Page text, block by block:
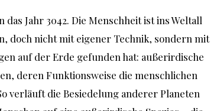
das Jahr 3042. Die Menschheit ist ins Weltall
doch nicht mit eigener Technik, sondern mit
auf der Erde gefunden hat: außerirdische
deren Funktionsweise die menschlichen
verläuft die Besiedelung anderer Planeten